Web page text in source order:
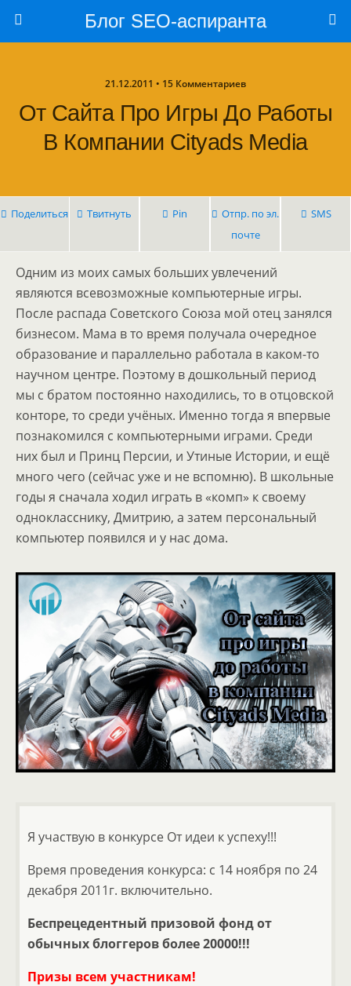
Блог SEO-аспиранта
21.12.2011 • 15 Комментариев
От Сайта Про Игры До Работы
В Компании Cityads Media
Поделиться Твитнуть Pin
Отпр. по эл.
почте
SMS
Одним из моих самых больших увлечений
являются всевозможные компьютерные игры.
После распада Советского Союза мой отец занялся
бизнесом. Мама в то время получала очередное
образование и параллельно работала в каком-то
научном центре. Поэтому в дошкольный период
мы с братом постоянно находились, то в отцовской
конторе, то среди учёных. Именно тогда я впервые
познакомился с компьютерными играми. Среди
них был и Принц Персии, и Утиные Истории, и ещё
много чего (сейчас уже и не вспомню). В школьные
годы я сначала ходил играть в «комп» к своему
однокласснику, Дмитрию, а затем персональный
компьютер появился и у нас дома.
Я участвую в конкурсе От идеи к успеху!!!
Время проведения конкурса: с 14 ноября по 24
декабря 2011г. включительно.
Беспрецедентный призовой фонд от
обычных блоггеров более 20000!!!
Призы всем участникам!